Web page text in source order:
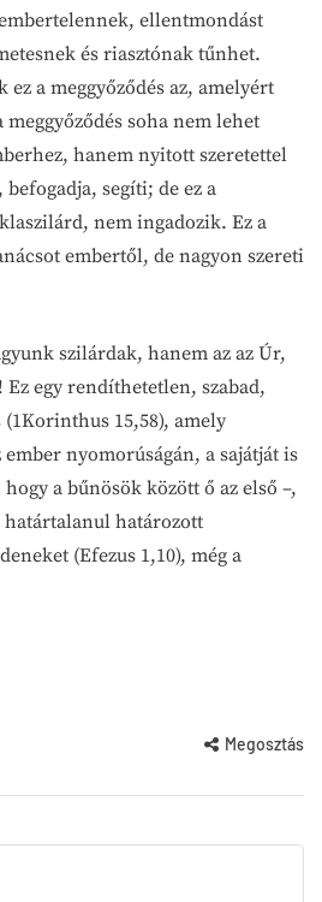
ellentmondást
és riasztónak tűnhet.
ez a meggyőződés az, amelyért
soha nem lehet
hanem nyitott szeretettel
segíti; de ez a
nem ingadozik. Ez a
embertől, de nagyon szereti
szilárdak, hanem az az Úr,
egy rendíthetetlen, szabad,
15,58), amely
nyomorúságán, a sajátját is
a bűnösök között ő az első –,
határtalanul határozott
(Efezus 1,10), még a
Megosztás